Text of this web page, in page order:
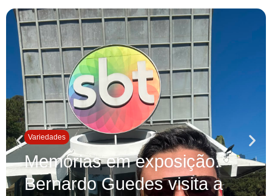
Variedades
Memórias em exposição:
Bernardo Guedes visita a